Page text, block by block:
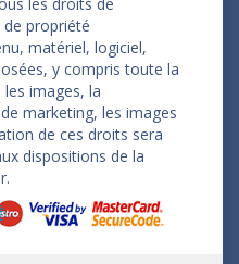
les droits de
propriété
matériel, logiciel,
y compris toute la
images, la
marketing, les images
de ces droits sera
dispositions de la